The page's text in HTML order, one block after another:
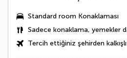
Standard room Konaklaması
Sadece konaklama, yemekler
Tercih ettiğiniz şehirden